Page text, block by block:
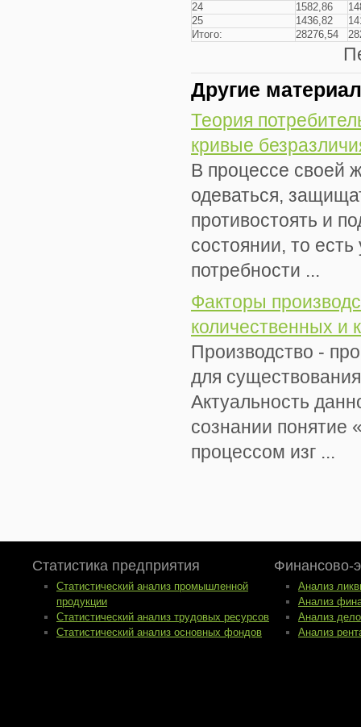
24
1582,86
25
1436,82
Итого:
28276,54
Другие
Теория
кривые
В процессе своей
одеваться,
противостоять и
состоянии, то
потребности ...
Факторы
количественных и
Производство -
для
Актуальность
сознании понятие
процессом изг ...
Статистика предприятия
Статистический анализ промышленной
продукции
Статистический анализ трудовых ресурсов
Статистический анализ основных фондов
Финансово-
Анализ
Анализ
Анализ
Анализ